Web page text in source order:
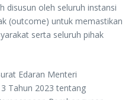
disusun oleh seluruh instansi
(outcome) untuk memastikan
serta seluruh pihak
Edaran Menteri
Tahun 2023 tentang